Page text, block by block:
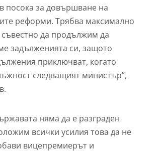
посока за довършване на
реформи. Трябва максимално
да продължим да
задълженията си, защото
приключват, когато
следващият министър”,
няма да е разграден
всички усилия това да не
вицепремиерът и